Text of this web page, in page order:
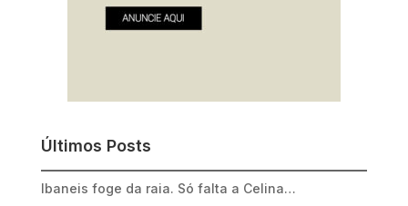
Últimos Posts
Ibaneis foge da raia. Só falta a Celina…